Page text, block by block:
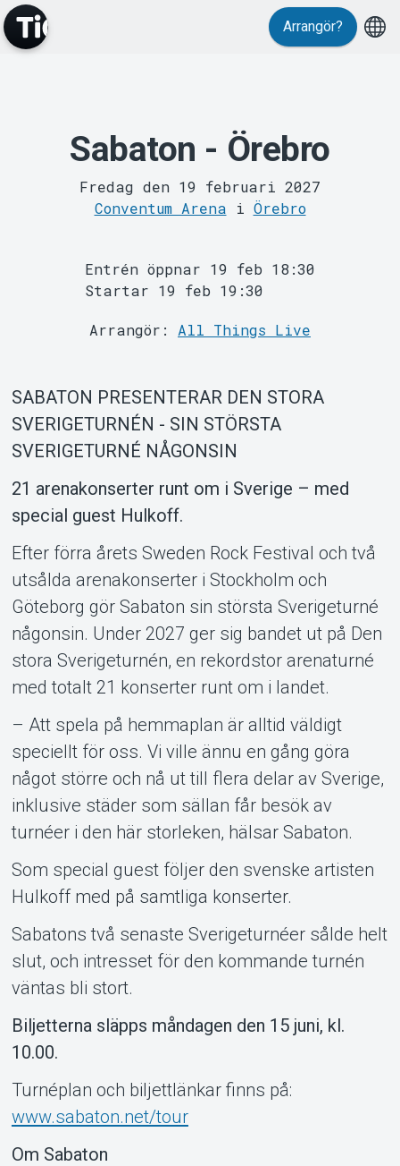
Evenemang
MyTickster
Support
Om Tickster
Arrangör?
Sabaton - Örebro
Fredag den 19 februari 2027
Conventum Arena i Örebro
Entrén öppnar 19 feb 18:30
Startar 19 feb 19:30
Arrangör: All Things Live
SABATON PRESENTERAR DEN STORA
SVERIGETURNÉN - SIN STÖRSTA
SVERIGETURNÉ NÅGONSIN
21 arenakonserter runt om i Sverige – med
special guest Hulkoff.
Efter förra årets Sweden Rock Festival och två
utsålda arenakonserter i Stockholm och
Göteborg gör Sabaton sin största Sverigeturné
någonsin. Under 2027 ger sig bandet ut på Den
stora Sverigeturnén, en rekordstor arenaturné
med totalt 21 konserter runt om i landet.
– Att spela på hemmaplan är alltid väldigt
speciellt för oss. Vi ville ännu en gång göra
något större och nå ut till flera delar av Sverige,
inklusive städer som sällan får besök av
turnéer i den här storleken, hälsar Sabaton.
Som special guest följer den svenske artisten
Hulkoff med på samtliga konserter.
Sabatons två senaste Sverigeturnéer sålde helt
slut, och intresset för den kommande turnén
väntas bli stort.
Biljetterna släpps måndagen den 15 juni, kl.
10.00.
Turnéplan och biljettlänkar finns på:
www.sabaton.net/tour
Om Sabaton